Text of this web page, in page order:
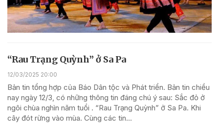
“Rau Trạng Quỳnh” ở Sa Pa
12/03/2025 20:00
Bản tin tổng hợp của Báo Dân tộc và Phát triển. Bản tin chiều
nay ngày 12/3, có những thông tin đáng chú ý sau: Sắc đỏ ở
ngôi chùa nghìn năm tuổi . “Rau Trạng Quỳnh” ở Sa Pa. Khi
cây đót rừng vào mùa. Cùng các tin...